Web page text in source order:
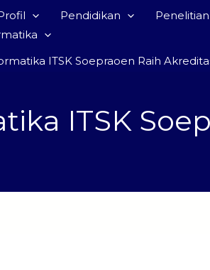
Pendidikan
ITSK Soepraoen Raih
ITSK